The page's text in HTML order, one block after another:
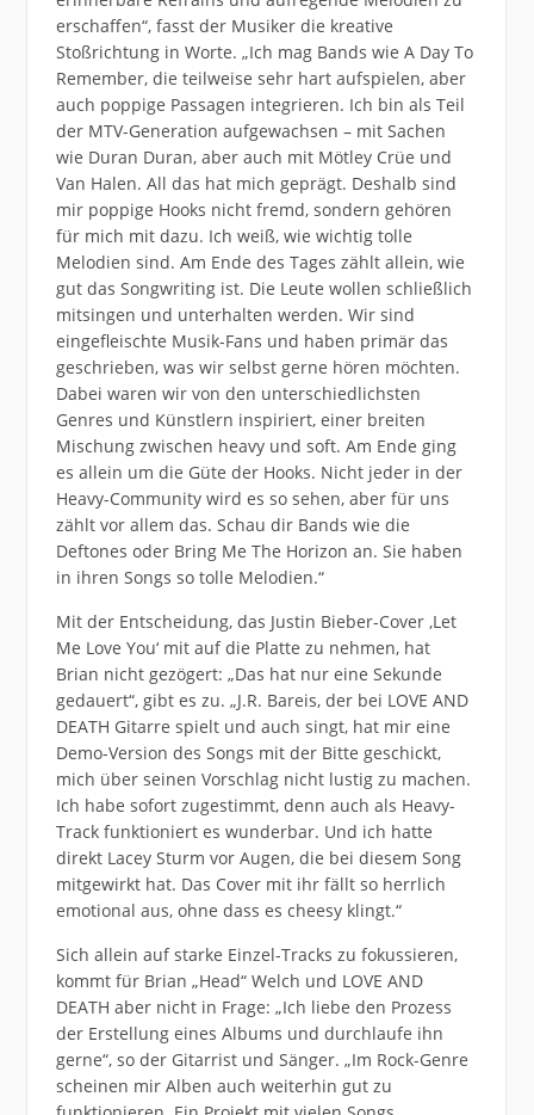
erschaffen“, fasst der Musiker die kreative
Stoßrichtung in Worte. „Ich mag Bands wie A Day To
Remember, die teilweise sehr hart aufspielen, aber
auch poppige Passagen integrieren. Ich bin als Teil
der MTV-Generation aufgewachsen – mit Sachen
wie Duran Duran, aber auch mit Mötley Crüe und
Van Halen. All das hat mich geprägt. Deshalb sind
mir poppige Hooks nicht fremd, sondern gehören
für mich mit dazu. Ich weiß, wie wichtig tolle
Melodien sind. Am Ende des Tages zählt allein, wie
gut das Songwriting ist. Die Leute wollen schließlich
mitsingen und unterhalten werden. Wir sind
eingefleischte Musik-Fans und haben primär das
geschrieben, was wir selbst gerne hören möchten.
Dabei waren wir von den unterschiedlichsten
Genres und Künstlern inspiriert, einer breiten
Mischung zwischen heavy und soft. Am Ende ging
es allein um die Güte der Hooks. Nicht jeder in der
Heavy-Community wird es so sehen, aber für uns
zählt vor allem das. Schau dir Bands wie die
Deftones oder Bring Me The Horizon an. Sie haben
in ihren Songs so tolle Melodien.“
Mit der Entscheidung, das Justin Bieber-Cover ,Let
Me Love You‘ mit auf die Platte zu nehmen, hat
Brian nicht gezögert: „Das hat nur eine Sekunde
gedauert“, gibt es zu. „J.R. Bareis, der bei LOVE AND
DEATH Gitarre spielt und auch singt, hat mir eine
Demo-Version des Songs mit der Bitte geschickt,
mich über seinen Vorschlag nicht lustig zu machen.
Ich habe sofort zugestimmt, denn auch als Heavy-
Track funktioniert es wunderbar. Und ich hatte
direkt Lacey Sturm vor Augen, die bei diesem Song
mitgewirkt hat. Das Cover mit ihr fällt so herrlich
emotional aus, ohne dass es cheesy klingt.“
Sich allein auf starke Einzel-Tracks zu fokussieren,
kommt für Brian „Head“ Welch und LOVE AND
DEATH aber nicht in Frage: „Ich liebe den Prozess
der Erstellung eines Albums und durchlaufe ihn
gerne“, so der Gitarrist und Sänger. „Im Rock-Genre
scheinen mir Alben auch weiterhin gut zu